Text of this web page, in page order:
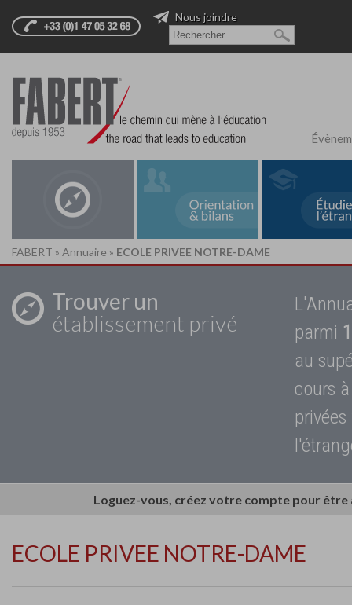
Nous joindre
FABERT » Annuaire » ECOLE PRIVEE NOTRE-DAME
Trouver un
établissement privé
parmi
au
cours
Loguez-vous, créez votre compte pour
ECOLE PRIVEE NOTRE-DAME